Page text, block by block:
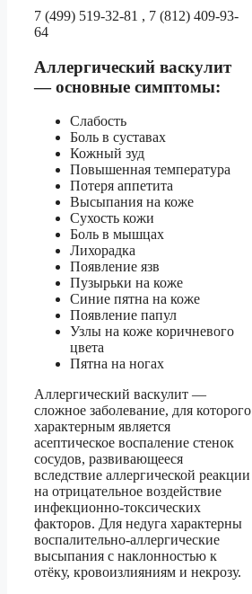
7 (499) 519-32-81 , 7 (812) 409-93-
64
Аллергический васкулит
— основные симптомы:
Слабость
Боль в суставах
Кожный зуд
Повышенная температура
Потеря аппетита
Высыпания на коже
Сухость кожи
Боль в мышцах
Лихорадка
Появление язв
Пузырьки на коже
Синие пятна на коже
Появление папул
Узлы на коже коричневого
цвета
Пятна на ногах
Аллергический васкулит —
сложное заболевание, для которого
характерным является
асептическое воспаление стенок
сосудов, развивающееся
вследствие аллергической реакции
на отрицательное воздействие
инфекционно-токсических
факторов. Для недуга характерны
воспалительно-аллергические
высыпания с наклонностью к
отёку, кровоизлияниям и некрозу.